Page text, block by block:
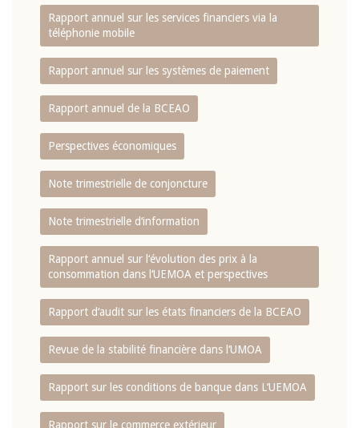
Rapport annuel sur les services financiers via la
téléphonie mobile
Rapport annuel sur les systèmes de paiement
Rapport annuel de la BCEAO
Perspectives économiques
Note trimestrielle de conjoncture
Note trimestrielle d‘information
Rapport annuel sur l‘évolution des prix à la
consommation dans l‘UEMOA et perspectives
Rapport d‘audit sur les états financiers de la BCEAO
Revue de la stabilité financière dans l‘UMOA
Rapport sur les conditions de banque dans L‘UEMOA
Rapport sur le commerce extérieur